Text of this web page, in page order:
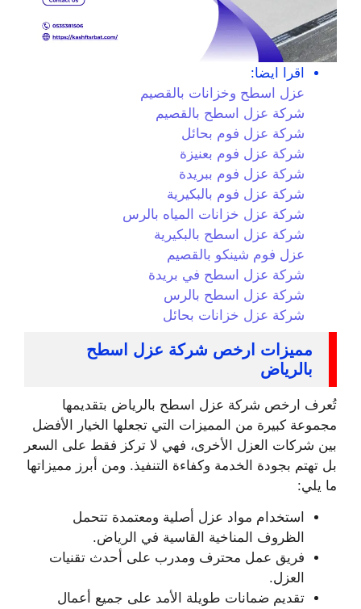
اقرا ايضا:
عزل اسطح وخزانات بالقصيم
شركة عزل اسطح بالقصيم
شركة عزل فوم بحائل
شركة عزل فوم بعنيزة
شركة عزل فوم ببريدة
شركة عزل فوم بالبكيرية
شركة عزل خزانات المياه بالرس
شركة عزل اسطح بالبكيرية
عزل فوم شينكو بالقصيم
شركة عزل اسطح في بريدة
شركة عزل اسطح بالرس
شركة عزل خزانات بحائل
مميزات ارخص شركة عزل اسطح
بالرياض
تُعرف ارخص شركة عزل اسطح بالرياض بتقديمها
مجموعة كبيرة من المميزات التي تجعلها الخيار الأفضل
بين شركات العزل الأخرى، فهي لا تركز فقط على السعر
بل تهتم بجودة الخدمة وكفاءة التنفيذ. ومن أبرز مميزاتها
ما يلي:
استخدام مواد عزل أصلية ومعتمدة تتحمل
الظروف المناخية القاسية في الرياض.
فريق عمل محترف ومدرب على أحدث تقنيات
العزل.
تقديم ضمانات طويلة الأمد على جميع أعمال